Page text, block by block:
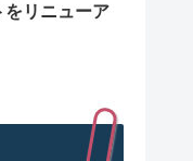
をリニューア